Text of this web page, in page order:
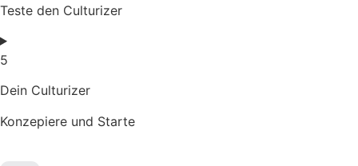
Teste den Culturizer
5
Dein Culturizer
Konzepiere und Starte